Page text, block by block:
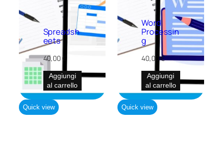
Spreadsh
eets
40,00€
Aggiungi
al carrello
Quick view
Word
Processin
g
40,00€
Aggiungi
al carrello
Quick view